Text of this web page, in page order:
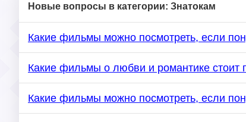
Новые вопросы в категории: Знатокам
Какие фильмы можно посмотреть, если
Какие фильмы о любви и романтике стоит
Какие фильмы можно посмотреть, если